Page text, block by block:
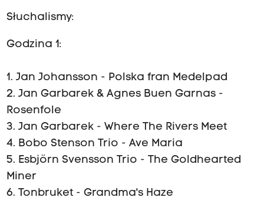
Słuchalismy:
Godzina 1:
1. Jan Johansson - Polska fran Medelpad
2. Jan Garbarek & Agnes Buen Garnas -
Rosenfole
3. Jan Garbarek - Where The Rivers Meet
4. Bobo Stenson Trio - Ave Maria
5. Esbjörn Svensson Trio - The Goldhearted
Miner
6. Tonbruket - Grandma's Haze